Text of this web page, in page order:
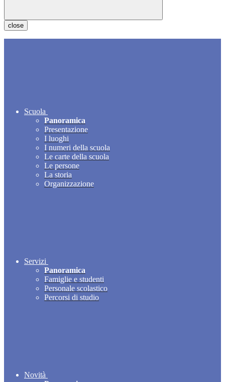
close
Scuola
Panoramica
Presentazione
I luoghi
I numeri della scuola
Le carte della scuola
Le persone
La storia
Organizzazione
Servizi
Panoramica
Famiglie e studenti
Personale scolastico
Percorsi di studio
Novità